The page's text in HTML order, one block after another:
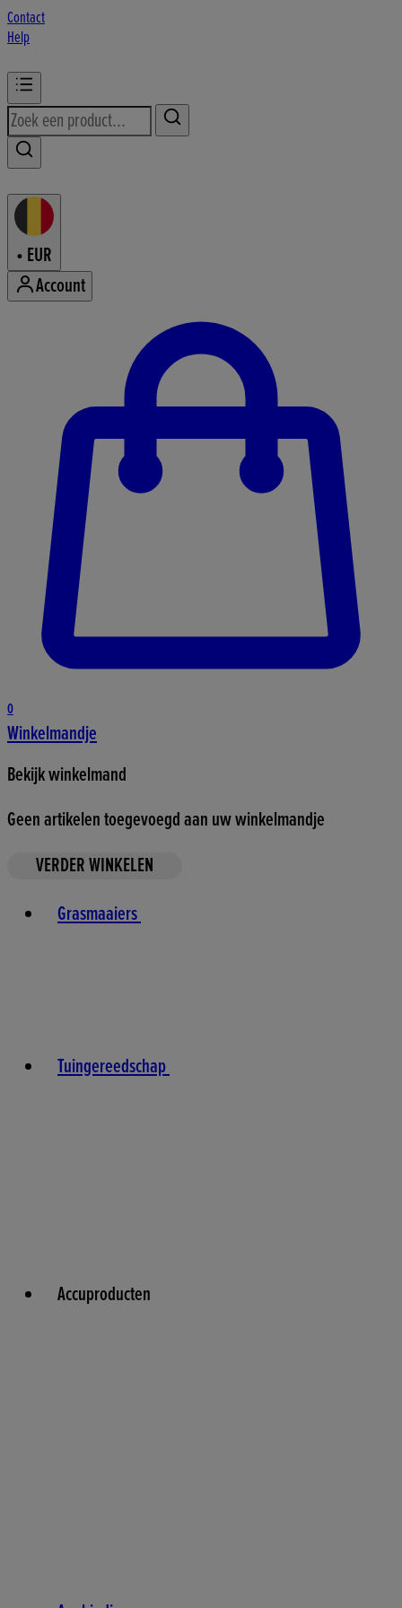
Contact
Help
• EUR
Account
0
Winkelmandje
Bekijk winkelmand
Geen artikelen toegevoegd aan uw winkelmandje
VERDER WINKELEN
Grasmaaiers
Tuingereedschap
Accuproducten